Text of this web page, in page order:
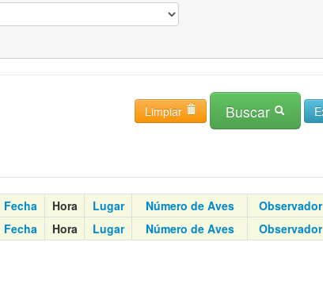
Limpiar Buscar
Fecha Hora Lugar Número de Aves Observador
Fecha Hora Lugar Número de Aves Observador